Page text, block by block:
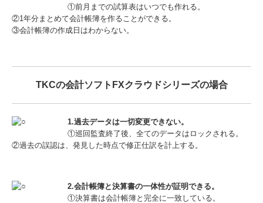
①前月までの試算表はいつでも作れる。
②1年分まとめて会計帳簿を作ることができる。
③会計帳簿の作成日はわからない。
TKCの会計ソフトFXクラウドシリーズの場合
1.過去データは一切変更できない。
①巡回監査終了後、全てのデータはロックされる。
②過去の誤認は、発見した時点で修正仕訳を計上する。
2.会計帳簿と決算書の一体性が証明できる。
①決算書は会計帳簿と完全に一致している。